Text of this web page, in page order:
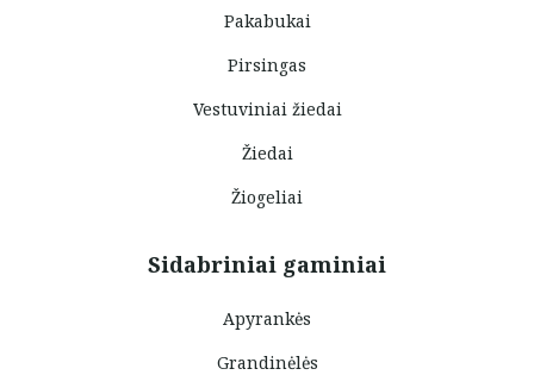
Pakabukai
Pirsingas
Vestuviniai žiedai
Žiedai
Žiogeliai
Sidabriniai gaminiai
Apyrankės
Grandinėlės